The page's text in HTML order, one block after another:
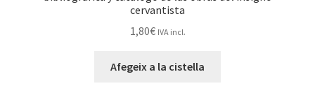
cervantista
1,80€ IVA incl.
Afegeix a la cistella